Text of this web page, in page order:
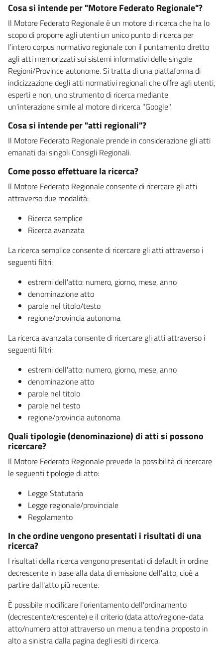
Cosa si intende per "Motore Federato Regionale"?
Il Motore Federato Regionale è un motore di ricerca che ha lo
scopo di proporre agli utenti un unico punto di ricerca per
l'intero corpus normativo regionale con il puntamento diretto
agli atti memorizzati sui sistemi informativi delle singole
Regioni/Province autonome. Si tratta di una piattaforma di
indicizzazione degli atti normativi regionali che offre agli utenti,
esperti e non, uno strumento di ricerca mediante
un'interazione simile al motore di ricerca "Google".
Cosa si intende per "atti regionali"?
Il Motore Federato Regionale prende in considerazione gli atti
emanati dai singoli Consigli Regionali.
Come posso effettuare la ricerca?
Il Motore Federato Regionale consente di ricercare gli atti
attraverso due modalità:
Ricerca semplice
Ricerca avanzata
La ricerca semplice consente di ricercare gli atti attraverso i
seguenti filtri:
estremi dell'atto: numero, giorno, mese, anno
denominazione atto
parole nel titolo/testo
regione/provincia autonoma
La ricerca avanzata consente di ricercare gli atti attraverso i
seguenti filtri:
estremi dell'atto: numero, giorno, mese, anno
denominazione atto
parole nel titolo
parole nel testo
regione/provincia autonoma
Quali tipologie (denominazione) di atti si possono
ricercare?
Il Motore Federato Regionale prevede la possibilità di ricercare
le seguenti tipologie di atto:
Legge Statutaria
Legge regionale/provinciale
Regolamento
In che ordine vengono presentati i risultati di una
ricerca?
I risultati della ricerca vengono presentati di default in ordine
decrescente in base alla data di emissione dell'atto, cioè a
partire dall'atto più recente.
È possibile modificare l'orientamento dell'ordinamento
(decrescente/crescente) e il criterio (data atto/regione-data
atto/numero atto) attraverso un menu a tendina proposto in
alto a sinistra dalla pagina degli esiti di ricerca.